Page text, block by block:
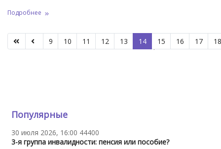
Подробнее
Страница 14 из 190
9 10 11 12 13 14 15 16 17 18
Популярные
30 июля 2026, 16:00 44400
3-я группа инвалидности: пенсия или пособие?